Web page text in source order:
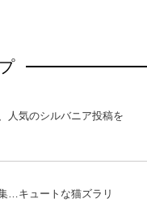
人気のシルバニア投稿を
…キュートな猫ズラリ